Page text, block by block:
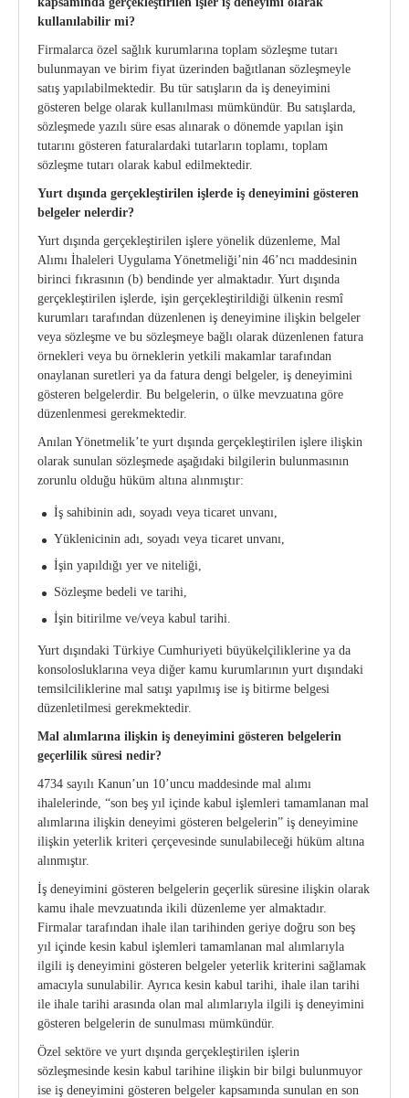
kullanılabilir mi?
Firmalarca özel sağlık kurumlarına toplam sözleşme tutarı
bulunmayan ve birim fiyat üzerinden bağıtlanan sözleşmeyle
satış yapılabilmektedir. Bu tür satışların da iş deneyimini
gösteren belge olarak kullanılması mümkündür. Bu satışlarda,
sözleşmede yazılı süre esas alınarak o dönemde yapılan işin
tutarını gösteren faturalardaki tutarların toplamı, toplam
sözleşme tutarı olarak kabul edilmektedir.
Yurt dışında gerçekleştirilen işlerde iş deneyimini gösteren
belgeler nelerdir?
Yurt dışında gerçekleştirilen işlere yönelik düzenleme, Mal
Alımı İhaleleri Uygulama Yönetmeliği’nin 46’ncı maddesinin
birinci fıkrasının (b) bendinde yer almaktadır. Yurt dışında
gerçekleştirilen işlerde, işin gerçekleştirildiği ülkenin resmî
kurumları tarafından düzenlenen iş deneyimine ilişkin belgeler
veya sözleşme ve bu sözleşmeye bağlı olarak düzenlenen fatura
örnekleri veya bu örneklerin yetkili makamlar tarafından
onaylanan suretleri ya da fatura dengi belgeler, iş deneyimini
gösteren belgelerdir. Bu belgelerin, o ülke mevzuatına göre
düzenlenmesi gerekmektedir.
Anılan Yönetmelik’te yurt dışında gerçekleştirilen işlere ilişkin
olarak sunulan sözleşmede aşağıdaki bilgilerin bulunmasının
zorunlu olduğu hüküm altına alınmıştır:
İş sahibinin adı, soyadı veya ticaret unvanı,
Yüklenicinin adı, soyadı veya ticaret unvanı,
İşin yapıldığı yer ve niteliği,
Sözleşme bedeli ve tarihi,
İşin bitirilme ve/veya kabul tarihi.
Yurt dışındaki Türkiye Cumhuriyeti büyükelçiliklerine ya da
konsolosluklarına veya diğer kamu kurumlarının yurt dışındaki
temsilciliklerine mal satışı yapılmış ise iş bitirme belgesi
düzenletilmesi gerekmektedir.
Mal alımlarına ilişkin iş deneyimini gösteren belgelerin
geçerlilik süresi nedir?
4734 sayılı Kanun’un 10’uncu maddesinde mal alımı
ihalelerinde, “son beş yıl içinde kabul işlemleri tamamlanan mal
alımlarına ilişkin deneyimi gösteren belgelerin” iş deneyimine
ilişkin yeterlik kriteri çerçevesinde sunulabileceği hüküm altına
alınmıştır.
İş deneyimini gösteren belgelerin geçerlik süresine ilişkin olarak
kamu ihale mevzuatında ikili düzenleme yer almaktadır.
Firmalar tarafından ihale ilan tarihinden geriye doğru son beş
yıl içinde kesin kabul işlemleri tamamlanan mal alımlarıyla
ilgili iş deneyimini gösteren belgeler yeterlik kriterini sağlamak
amacıyla sunulabilir. Ayrıca kesin kabul tarihi, ihale ilan tarihi
ile ihale tarihi arasında olan mal alımlarıyla ilgili iş deneyimini
gösteren belgelerin de sunulması mümkündür.
Özel sektöre ve yurt dışında gerçekleştirilen işlerin
sözleşmesinde kesin kabul tarihine ilişkin bir bilgi bulunmuyor
ise iş deneyimini gösteren belgeler kapsamında sunulan en son